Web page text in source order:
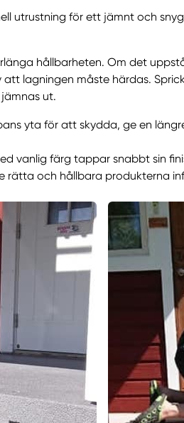
utrustning för ett jämnt och
hållbarheten. Om det
lagningen måste härdas.
ut.
yta för att skydda, ge en
vanlig färg tappar snabbt sin
rätta och hållbara produkterna